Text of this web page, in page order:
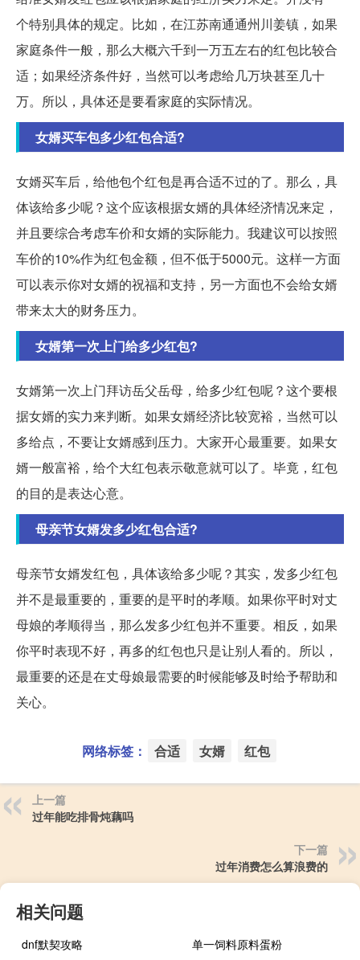
个特别具体的规定。比如，在江苏南通通州川姜镇，如果
家庭条件一般，那么大概六千到一万五左右的红包比较合
适；如果经济条件好，当然可以考虑给几万块甚至几十
万。所以，具体还是要看家庭的实际情况。
女婿买车包多少红包合适?
女婿买车后，给他包个红包是再合适不过的了。那么，具
体该给多少呢？这个应该根据女婿的具体经济情况来定，
并且要综合考虑车价和女婿的实际能力。我建议可以按照
车价的10%作为红包金额，但不低于5000元。这样一方面
可以表示你对女婿的祝福和支持，另一方面也不会给女婿
带来太大的财务压力。
女婿第一次上门给多少红包?
女婿第一次上门拜访岳父岳母，给多少红包呢？这个要根
据女婿的实力来判断。如果女婿经济比较宽裕，当然可以
多给点，不要让女婿感到压力。大家开心最重要。如果女
婿一般富裕，给个大红包表示敬意就可以了。毕竟，红包
的目的是表达心意。
母亲节女婿发多少红包合适?
母亲节女婿发红包，具体该给多少呢？其实，发多少红包
并不是最重要的，重要的是平时的孝顺。如果你平时对丈
母娘的孝顺得当，那么发多少红包并不重要。相反，如果
你平时表现不好，再多的红包也只是让别人看的。所以，
最重要的还是在丈母娘最需要的时候能够及时给予帮助和
关心。
网络标签： 合适 女婿 红包
上一篇
过年能吃排骨炖藕吗
下一篇
过年消费怎么算浪费的
相关问题
dnf默契攻略
单一饲料原料蛋粉